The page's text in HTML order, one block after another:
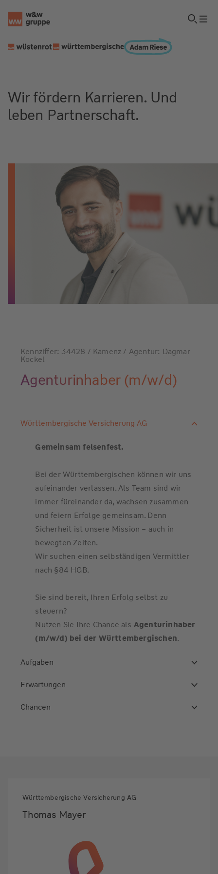
Wir fördern Karrieren. Und
leben Partnerschaft.
Kennziffer: 34428 / Kamenz / Agentur: Dagmar
Kockel
Agenturinhaber (m/w/d)
Württembergische Versicherung AG
Gemeinsam felsenfest.
Bei der Württembergischen können wir uns
aufeinander verlassen. Als Team sind wir
immer füreinander da, wachsen zusammen
und feiern Erfolge gemeinsam. Denn
Sicherheit ist unsere Mission – auch in
bewegten Zeiten.
Wir suchen einen selbständigen Vermittler
nach §84 HGB.
Sie sind bereit, Ihren Erfolg selbst zu
steuern?
Nutzen Sie Ihre Chance als Agenturinhaber
(m/w/d) bei der Württembergischen.
Aufgaben
Erwartungen
Chancen
Württembergische Versicherung AG
Thomas Mayer